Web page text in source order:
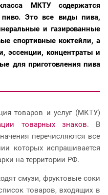
МКТУ содержатся
пиво. Это все виды пива,
и газированные
спортивные коктейли, а
эссенции, концентраты и
для приготовления пива
товаров и услуг (МКТУ)
товарных знаков. В
перечисляются все
которых испрашивается
на территории РФ.
смузи, фруктовые соки
товаров, входящих в